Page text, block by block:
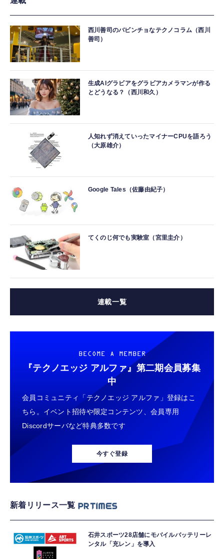
西川善司のバビンチョなテクノコラム（西川
善司）
生成AIグラビアをグラビアカメラマンが作る
とどうなる？（西川和久）
人知れず消えていったマイナーCPUを語ろう
（大原雄介）
Google Tales（佐藤由紀子）
てくのじ何でも実験室（宮里圭介）
連載一覧
BECOME A MEMBER
『テクノエッジ アルファ』 第二期会員募集
中
会員コミュニティ「テクノエッジ アルファ」登録はこ
ちら。イベント招待や限定コンテンツ、会員専用
Discordサーバなど特典多数です
今すぐ登録
新着リリース一覧
石井スポーツ28店舗にモバイルバッテリーレ
ンタル「充レン」を導入